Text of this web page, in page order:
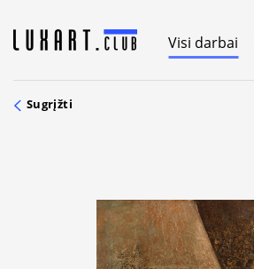
content
Visi darbai
Sugrįžti